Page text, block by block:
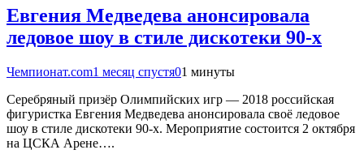
Евгения Медведева анонсировала
ледовое шоу в стиле дискотеки 90-х
Чемпионат.com1 месяц спустя01 минуты
Серебряный призёр Олимпийских игр — 2018 российская
фигуристка Евгения Медведева анонсировала своё ледовое
шоу в стиле дискотеки 90-х. Мероприятие состоится 2 октября
на ЦСКА Арене….